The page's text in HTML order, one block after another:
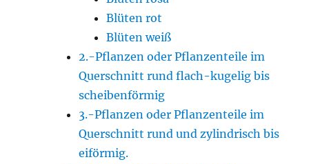
Blüten rot
Blüten weiß
2.-Pflanzen oder Pflanzenteile im
Querschnitt rund flach-kugelig bis
scheibenförmig
3.-Pflanzen oder Pflanzenteile im
Querschnitt rund und zylindrisch bis
eiförmig.